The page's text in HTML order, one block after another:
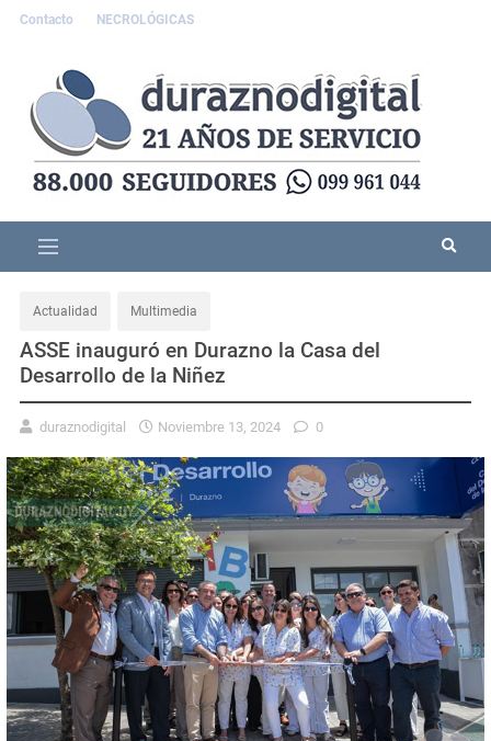
Contacto NECROLÓGICAS
Actualidad Multimedia
ASSE inauguró en Durazno la Casa del
Desarrollo de la Niñez
duraznodigital Noviembre 13, 2024 0